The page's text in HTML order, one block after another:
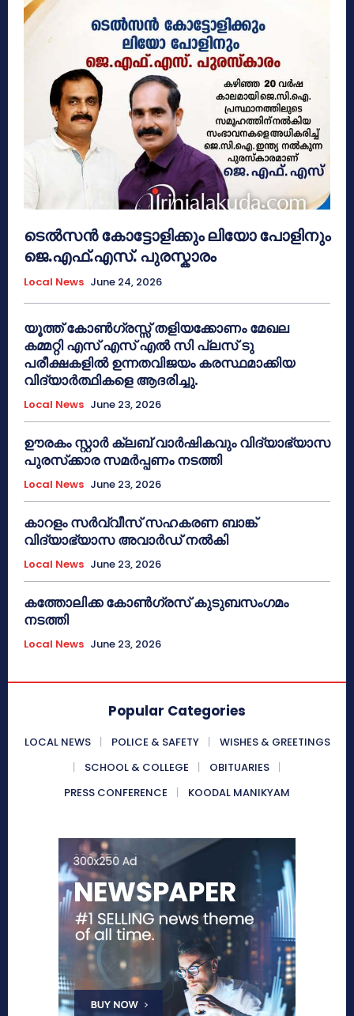
ടെൽസൻ കോട്ടോളിക്കും ലിയോ പോളിനും
ജെ.എഫ്.എസ്. പുരസ്കാരം
Local News June 24, 2026
യൂത്ത് കോൺഗ്രസ്സ് തളിയക്കോണം മേഖല
കമ്മറ്റി എസ് എസ് എൽ സി പ്ലസ് ടു
പരീക്ഷകളിൽ ഉന്നതവിജയം കരസ്ഥമാക്കിയ
വിദ്യാർത്ഥികളെ ആദരിച്ചു.
Local News June 23, 2026
ഊരകം സ്റ്റാർ ക്ലബ് വാർഷികവും വിദ്യാഭ്യാസ
പുരസ്‌ക്കാര സമർപ്പണം നടത്തി
Local News June 23, 2026
കാറളം സർവ്വീസ് സഹകരണ ബാങ്ക്
വിദ്യാഭ്യാസ അവാർഡ് നൽകി
Local News June 23, 2026
കത്തോലിക്ക കോൺഗ്രസ് കുടുബസംഗമം
നടത്തി
Local News June 23, 2026
Popular Categories
LOCAL NEWS POLICE & SAFETY
WISHES & GREETINGS
SCHOOL & COLLEGE
OBITUARIES
PRESS CONFERENCE
KOODAL MANIKYAM